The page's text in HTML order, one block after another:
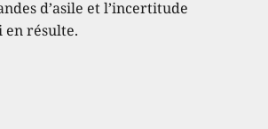
d’asile et l’incertitude
en résulte.